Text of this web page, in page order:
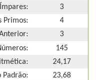
3
Primos:
4
3
145
24,17
Padrão:
23,68